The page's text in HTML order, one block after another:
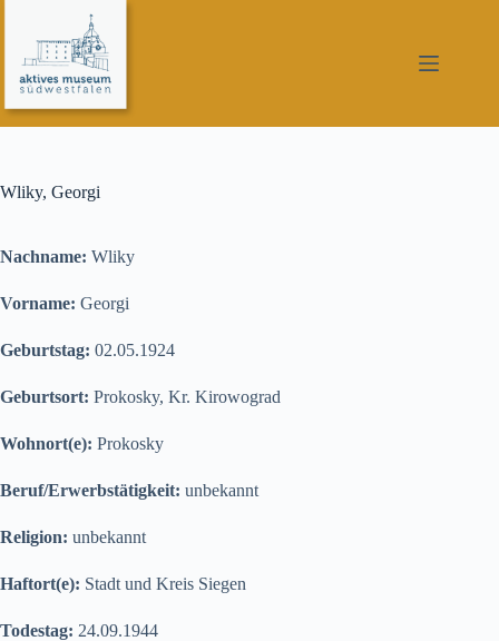
springen
Wliky, Georgi
Nachname: Wliky
Vorname: Georgi
Geburtstag: 02.05.1924
Geburtsort: Prokosky, Kr. Kirowograd
Wohnort(e): Prokosky
Beruf/Erwerbstätigkeit: unbekannt
Religion: unbekannt
Haftort(e): Stadt und Kreis Siegen
Todestag: 24.09.1944